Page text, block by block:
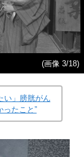
(画像 3/18)
い」膀胱がん
ったこと”